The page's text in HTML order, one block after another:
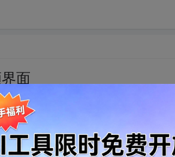
面
度，预览界面上显示温度和时间，并